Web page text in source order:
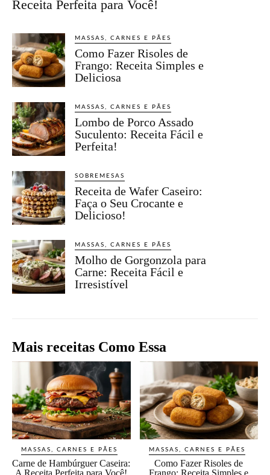
Receita Perfeita para Você!
MASSAS, CARNES E PÃES
Como Fazer Risoles de
Frango: Receita Simples e
Deliciosa
MASSAS, CARNES E PÃES
Lombo de Porco Assado
Suculento: Receita Fácil e
Perfeita!
SOBREMESAS
Receita de Wafer Caseiro:
Faça o Seu Crocante e
Delicioso!
MASSAS, CARNES E PÃES
Molho de Gorgonzola para
Carne: Receita Fácil e
Irresistível
Mais receitas Como Essa
MASSAS, CARNES E PÃES
Carne de Hambúrguer Caseira:
MASSAS, CARNES E PÃES
Como Fazer Risoles de